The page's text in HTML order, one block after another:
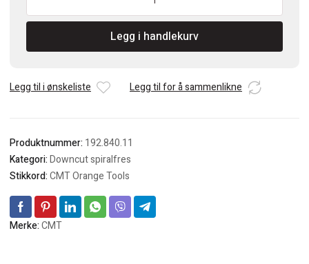
Downcut
S=8mm
Legg i handlekurv
Legg til i ønskeliste Legg til for å sammenlikne
Produktnummer: 192.840.11
Kategori:Downcut spiralfres
Stikkord:CMT Orange Tools
Merke:CMT